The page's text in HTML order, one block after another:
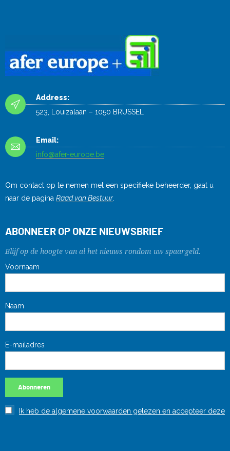
Address:
523, Louizalaan – 1050 BRUSSEL
Email:
info@afer-europe.be
Om contact op te nemen met een specifieke beheerder, gaat u
naar de pagina Raad van Bestuur
ABONNEER OP ONZE NIEUWSBRIEF
Blijf op de hoogte van al het nieuws rondom uw spaargeld.